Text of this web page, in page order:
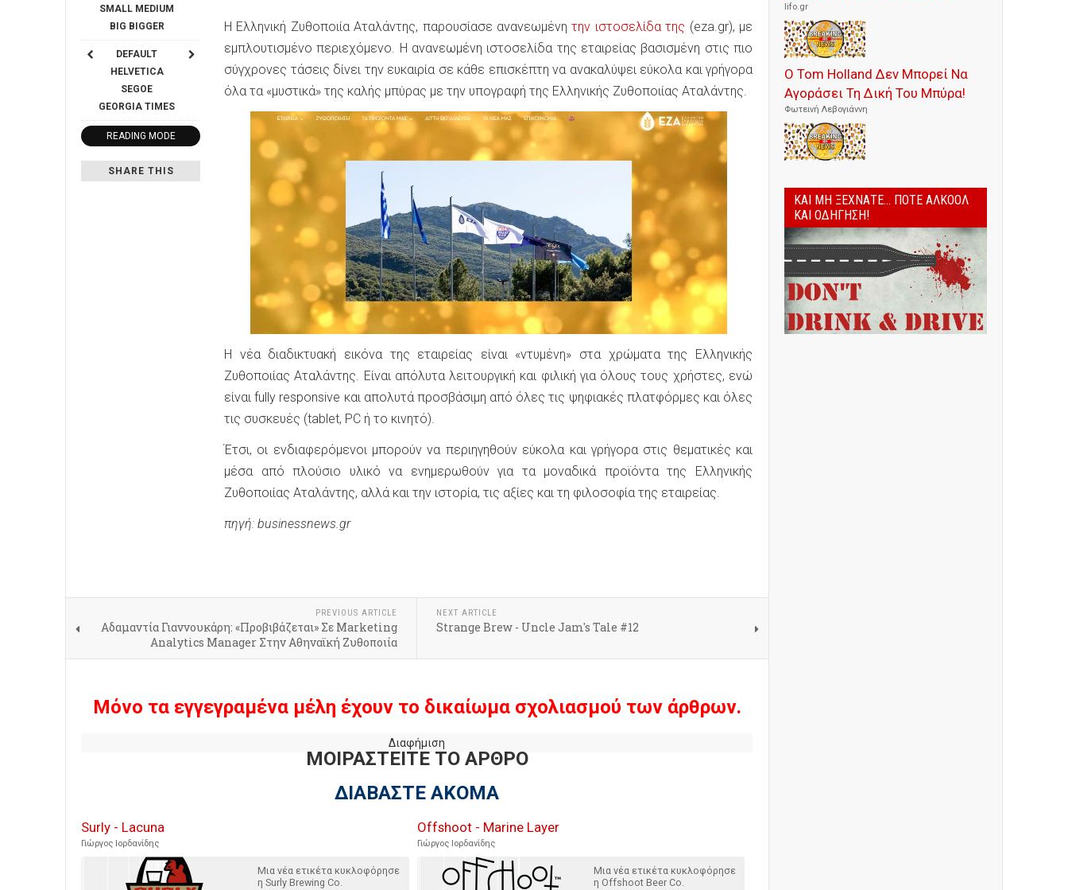
SMALL MEDIUM
BIG BIGGER
DEFAULT
HELVETICA
SEGOE
GEORGIA TIMES
READING MODE
SHARE THIS
Η Ελληνική Ζυθοποιία Αταλάντης, παρουσίασε ανανεωμένητην ιστοσελίδα της (eza.gr), με
εμπλουτισμένο περιεχόμενο. Η ανανεωμένη ιστοσελίδα της εταιρείας βασισμένη στις πιο
σύγχρονες τάσεις δίνει την ευκαιρία σε κάθε επισκέπτη να ανακαλύψει εύκολα και γρήγορα
όλα τα «μυστικά» της καλής μπύρας με την υπογραφή της Ελληνικής Ζυθοποιίας Αταλάντης.
Η νέα διαδικτυακή εικόνα της εταιρείας είναι «ντυμένη» στα χρώματα της Ελληνικής
Ζυθοποιίας Αταλάντης. Είναι απόλυτα λειτουργική και φιλική για όλους τους χρήστες, ενώ
είναι fully responsive και απολυτά προσβάσιμη από όλες τις ψηφιακές πλατφόρμες και όλες
τις συσκευές (tablet, PC ή το κινητό).
Έτσι, οι ενδιαφερόμενοι μπορούν να περιηγηθούν εύκολα και γρήγορα στις θεματικές και
μέσα από πλούσιο υλικό να ενημερωθούν για τα μοναδικά προϊόντα της Ελληνικής
Ζυθοποιίας Αταλάντης, αλλά και την ιστορία, τις αξίες και τη φιλοσοφία της εταιρείας.
πηγή: businessnews.gr
PREVIOUS ARTICLE
Aδαμαντία Γιαννουκάρη: «Προβιβάζεται» Σε Marketing
Analytics Manager Στην Αθηναϊκή Ζυθοποιία
NEXT ARTICLE
Strange Brew - Uncle Jam's Tale #12
Μόνο τα εγγεγραμένα μέλη έχουν το δικαίωμα σχολιασμού των άρθρων.
Διαφήμιση
ΜΟΙΡΑΣΤΕΙΤΕ ΤΟ ΑΡΘΡΟ
ΔΙΑΒΑΣΤΕ ΑΚΟΜΑ
Surly - Lacuna
Γιώργος Ιορδανίδης
Μια νέα ετικέτα κυκλοφόρησε
η Surly Brewing Co.
Offshoot - Marine Layer
Γιώργος Ιορδανίδης
Μια νέα ετικέτα κυκλοφόρησε
η Offshoot Beer Co.
lifo.gr
Ο Tom Holland Δεν Μπορεί Να
Αγοράσει Τη Δική Του Μπύρα!
Φωτεινή Λεβογιάννη
ΚΑΙ ΜΗ ΞΕΧΝΆΤΕ... ΠΟΤΈ ΑΛΚΟΌΛ
ΚΑΙ ΟΔΉΓΗΣΗ!